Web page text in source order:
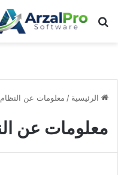
بحث عن
الرئيسية / معلومات عن النظام
معلومات عن